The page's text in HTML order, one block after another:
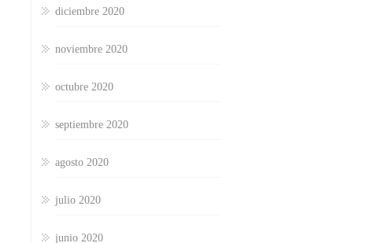
diciembre 2020
noviembre 2020
octubre 2020
septiembre 2020
agosto 2020
julio 2020
junio 2020